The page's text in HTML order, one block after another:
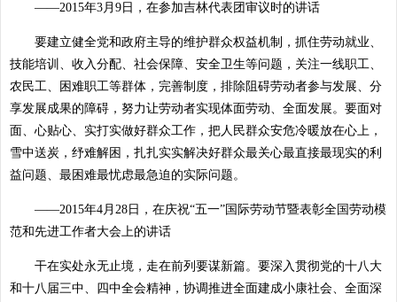
——2015年3月9日，在参加吉林代表团审议时的讲话
要建立健全党和政府主导的维护群众权益机制，抓住劳动就业、
技能培训、收入分配、社会保障、安全卫生等问题，关注一线职工、
农民工、困难职工等群体，完善制度，排除阻碍劳动者参与发展、分
享发展成果的障碍，努力让劳动者实现体面劳动、全面发展。要面对
面、心贴心、实打实做好群众工作，把人民群众安危冷暖放在心上，
雪中送炭，纾难解困，扎扎实实解决好群众最关心最直接最现实的利
益问题、最困难最忧虑最急迫的实际问题。
——2015年4月28日，在庆祝“五一”国际劳动节暨表彰全国劳动模
范和先进工作者大会上的讲话
干在实处永无止境，走在前列要谋新篇。要深入贯彻党的十八大
和十八届三中、四中全会精神，协调推进全面建成小康社会、全面深